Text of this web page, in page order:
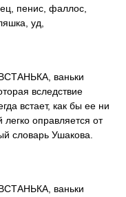
пенис, фаллос,
уд,
ваньки
вследствие
встает, как бы ее ни
оправляется от
словарь Ушакова.
ваньки